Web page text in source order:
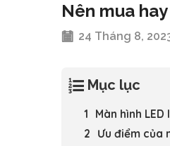
Nên mua
24 Tháng 8,
Mục lục
Màn hình LED
Ưu điểm của